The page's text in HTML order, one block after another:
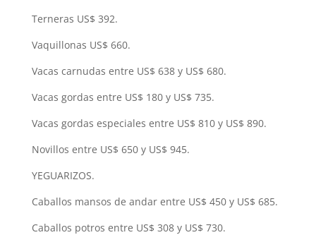
Terneras US$ 392.
Vaquillonas US$ 660.
Vacas carnudas entre US$ 638 y US$ 680.
Vacas gordas entre US$ 180 y US$ 735.
Vacas gordas especiales entre US$ 810 y US$ 890.
Novillos entre US$ 650 y US$ 945.
YEGUARIZOS.
Caballos mansos de andar entre US$ 450 y US$ 685.
Caballos potros entre US$ 308 y US$ 730.